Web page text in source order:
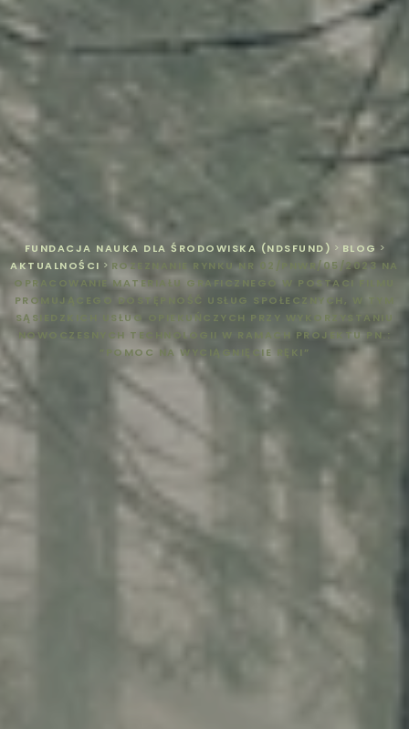
FUNDACJA NAUKA DLA ŚRODOWISKA (NDSFUND) > BLOG >
AKTUALNOŚCI > ROZEZNANIE RYNKU NR 02/PNWR/05/2023 NA
OPRACOWANIE MATERIAŁU GRAFICZNEGO W POSTACI FILMU
PROMUJĄCEGO DOSTĘPNOŚĆ USŁUG SPOŁECZNYCH, W TYM
SĄSIEDZKICH USŁUG OPIEKUŃCZYCH PRZY WYKORZYSTANIU
NOWOCZESNYCH TECHNOLOGII W RAMACH PROJEKTU PN.:
”POMOC NA WYCIĄGNIĘCIE RĘKI”